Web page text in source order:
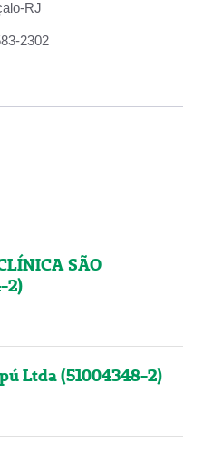
RJ
2302
SÃO
2)
Ltda (51004348-2)